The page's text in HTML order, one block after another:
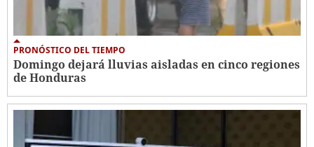
PRONÓSTICO DEL TIEMPO
Domingo dejará lluvias aisladas en cinco regiones
de Honduras